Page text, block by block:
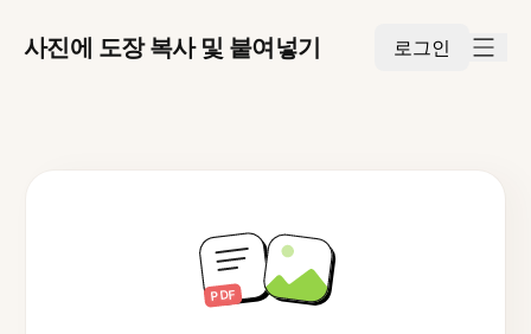
사진에 도장 복사 및 붙여넣기 로그인